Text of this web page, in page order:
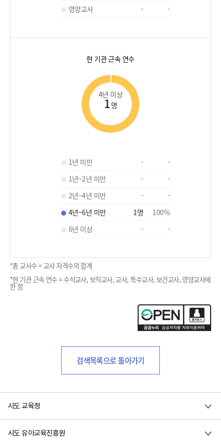
영양교사
- -
현 기관 근속 연수
4년 이상
1명
1년 미만 -
-
1년~2년 미만
-
-
2년~4년 미만
-
-
4년~6년 미만
1명 100%
6년 이상
- -
*총 교사수 = 교사 자격수의 합계
*현 기관 근속 연수 = 수석교사, 보직교사, 교사, 특수교사, 보건교사, 영양교사에
한 함
검색목록으로 돌아가기
시도 교육청
시도 유아교육진흥원